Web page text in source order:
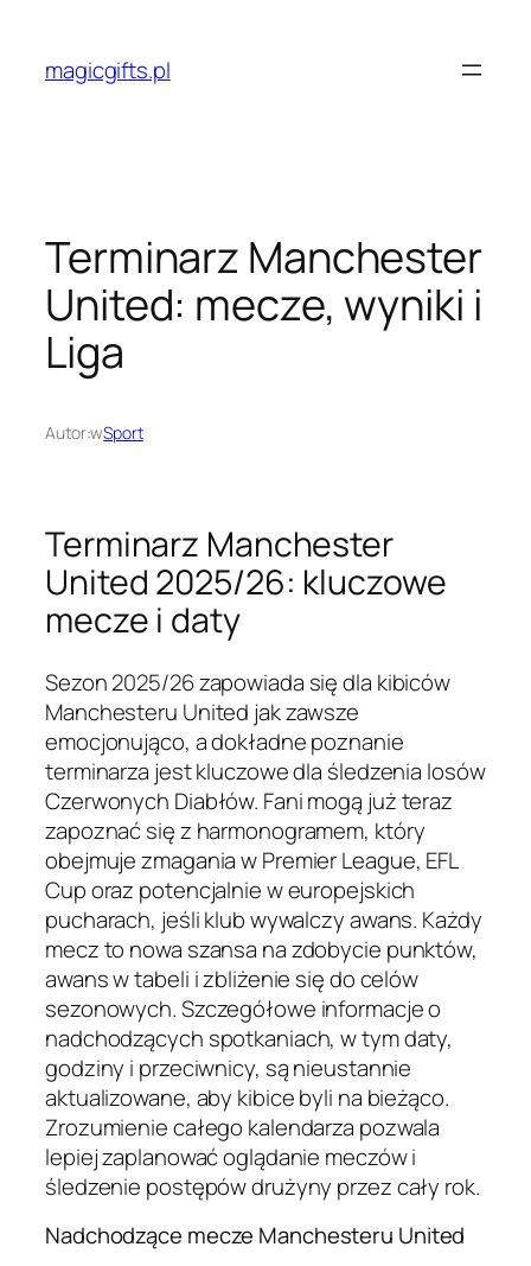
treścimagicgifts.pl
Terminarz Manchester
United: mecze, wyniki i
Liga
Autor:wSport
Terminarz Manchester
United 2025/26: kluczowe
mecze i daty
Sezon 2025/26 zapowiada się dla kibiców
Manchesteru United jak zawsze
emocjonująco, a dokładne poznanie
terminarza jest kluczowe dla śledzenia losów
Czerwonych Diabłów. Fani mogą już teraz
zapoznać się z harmonogramem, który
obejmuje zmagania w Premier League, EFL
Cup oraz potencjalnie w europejskich
pucharach, jeśli klub wywalczy awans. Każdy
mecz to nowa szansa na zdobycie punktów,
awans w tabeli i zbliżenie się do celów
sezonowych. Szczegółowe informacje o
nadchodzących spotkaniach, w tym daty,
godziny i przeciwnicy, są nieustannie
aktualizowane, aby kibice byli na bieżąco.
Zrozumienie całego kalendarza pozwala
lepiej zaplanować oglądanie meczów i
śledzenie postępów drużyny przez cały rok.
Nadchodzące mecze Manchesteru United